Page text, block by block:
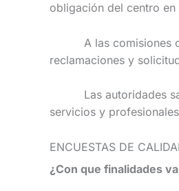
obligación del centro
A las comisiones o
reclamaciones y
Las autoridades
servicios y
ENCUESTAS DE
¿Con que finalidades